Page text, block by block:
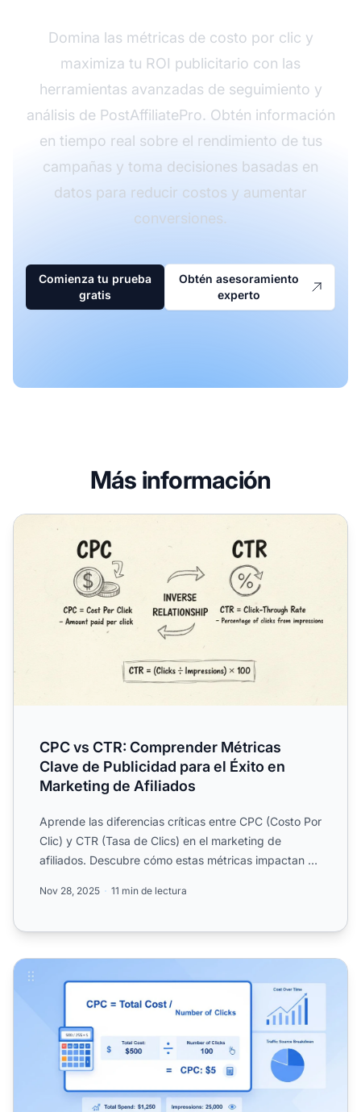
Domina las métricas de costo por clic y
maximiza tu ROI publicitario con las
herramientas avanzadas de seguimiento y
análisis de PostAffiliatePro. Obtén información
en tiempo real sobre el rendimiento de tus
campañas y toma decisiones basadas en
datos para reducir costos y aumentar
conversiones.
Comienza tu prueba
gratis
Obtén asesoramiento
experto
Más información
CPC vs CTR: Comprender Métricas Clave de Publicidad
CPC vs CTR: Comprender Métricas
Clave de Publicidad para el Éxito en
Marketing de Afiliados
Aprende las diferencias críticas entre CPC (Costo Por
Clic) y CTR (Tasa de Clics) en el marketing de
afiliados. Descubre cómo estas métricas impactan el
Nov 28, 2025 11 min de lectura
Cómo calcular el costo por clic (CPC)